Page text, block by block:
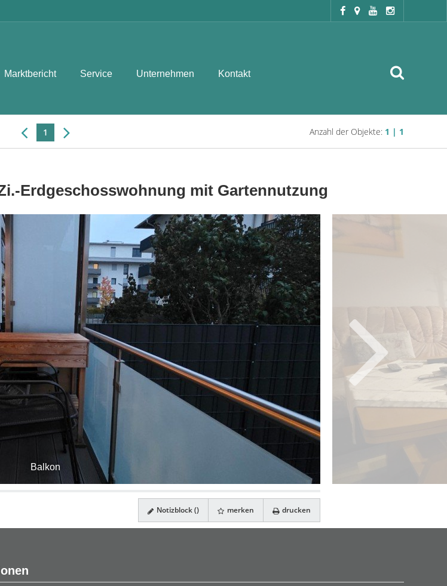
Marktbericht Service Unternehmen Kontakt
1 Anzahl der Objekte: 1 | 1
Erdgeschosswohnung mit Gartennutzung
Balkon
Notizblock () merken drucken